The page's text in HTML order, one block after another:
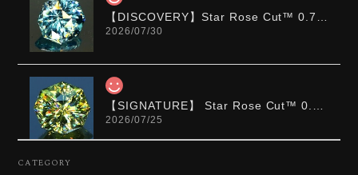
2026/07/30
2026/07/25
CATEGORY